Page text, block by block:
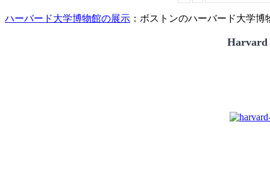
ハーバード大学博物館の展示 ：ボストンのハーバード大学博
Harvard